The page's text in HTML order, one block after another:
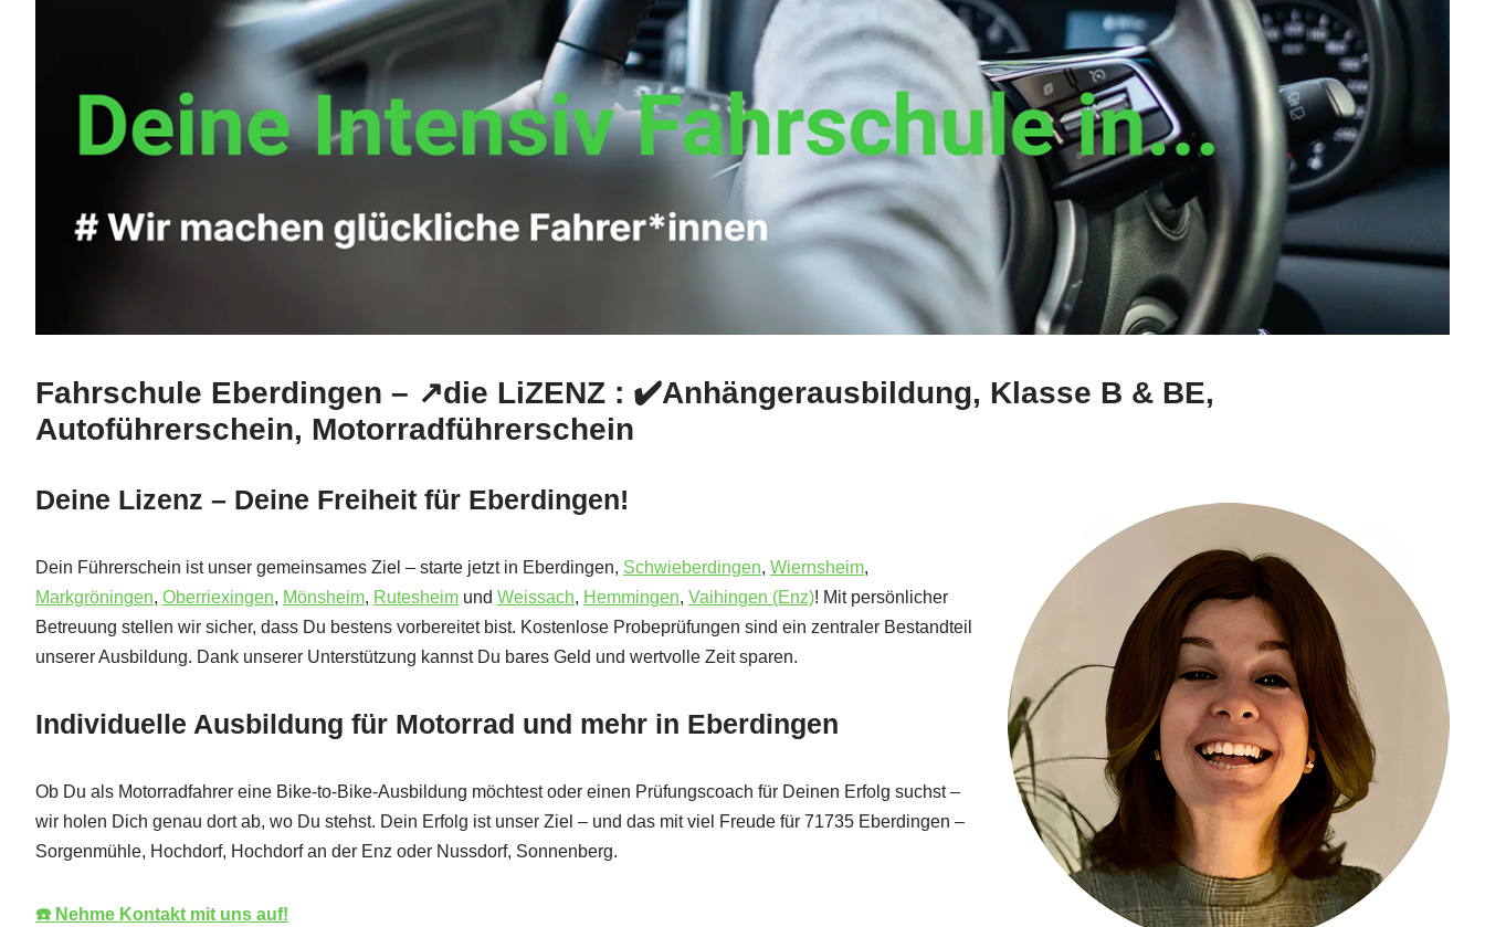
Fahrschule Eberdingen – ↗️die LiZENZ : ✔️Anhängerausbildung, Klasse B & BE,
Autoführerschein, Motorradführerschein
Deine Lizenz – Deine Freiheit für Eberdingen!
Dein Führerschein ist unser gemeinsames Ziel – starte jetzt in Eberdingen, Schwieberdingen, Wiernsheim,
Markgröningen, Oberriexingen, Mönsheim, Rutesheim und Weissach, Hemmingen, Vaihingen (Enz)! Mit persönlicher
Betreuung stellen wir sicher, dass Du bestens vorbereitet bist. Kostenlose Probeprüfungen sind ein zentraler Bestandteil
unserer Ausbildung. Dank unserer Unterstützung kannst Du bares Geld und wertvolle Zeit sparen.
Individuelle Ausbildung für Motorrad und mehr in Eberdingen
Ob Du als Motorradfahrer eine Bike-to-Bike-Ausbildung möchtest oder einen Prüfungscoach für Deinen Erfolg suchst –
wir holen Dich genau dort ab, wo Du stehst. Dein Erfolg ist unser Ziel – und das mit viel Freude für 71735 Eberdingen –
Sorgenmühle, Hochdorf, Hochdorf an der Enz oder Nussdorf, Sonnenberg.
☎️ Nehme Kontakt mit uns auf!